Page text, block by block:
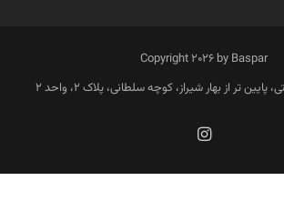
Copyright 2026 by Baspar
تر از بهار شیراز، کوچه سلطانی، پلاک 2، واحد 2